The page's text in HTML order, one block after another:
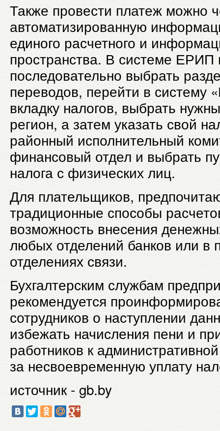
Также провести платеж можно
автоматизированную
единого расчетного и
пространства. В системе ЕРИП
последовательно выбрать
переводов, перейти в систему
вкладку налогов, выбрать
регион, а затем указать свой
районный исполнительный
финансовый отдел и выбрать
налога с физических лиц.
Для плательщиков,
традиционные способы
возможность внесения
любых отделений банков или в
отделениях связи.
Бухгалтерским службам
рекомендуется
сотрудников о наступлении
избежать начисления пени и
работников к
за несвоевременную уплату
источник - gb.by